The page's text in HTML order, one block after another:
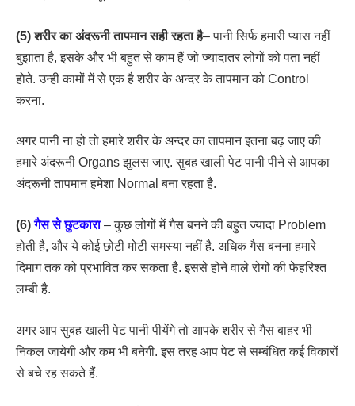
(5) शरीर का अंदरूनी तापमान सही रहता है– पानी सिर्फ हमारी प्यास नहीं
बुझाता है, इसके और भी बहुत से काम हैं जो ज्यादातर लोगों को पता नहीं
होते. उन्ही कामों में से एक है शरीर के अन्दर के तापमान को Control
करना.
अगर पानी ना हो तो हमारे शरीर के अन्दर का तापमान इतना बढ़ जाए की
हमारे अंदरूनी Organs झुलस जाए. सुबह खाली पेट पानी पीने से आपका
अंदरूनी तापमान हमेशा Normal बना रहता है.
(6)गैस से छुटकारा – कुछ लोगों में गैस बनने की बहुत ज्यादा Problem
होती है, और ये कोई छोटी मोटी समस्या नहीं है. अधिक गैस बनना हमारे
दिमाग तक को प्रभावित कर सकता है. इससे होने वाले रोगों की फेहरिश्त
लम्बी है.
अगर आप सुबह खाली पेट पानी पीयेंगे तो आपके शरीर से गैस बाहर भी
निकल जायेगी और कम भी बनेगी. इस तरह आप पेट से सम्बंधित कई विकारों
से बचे रह सकते हैं.